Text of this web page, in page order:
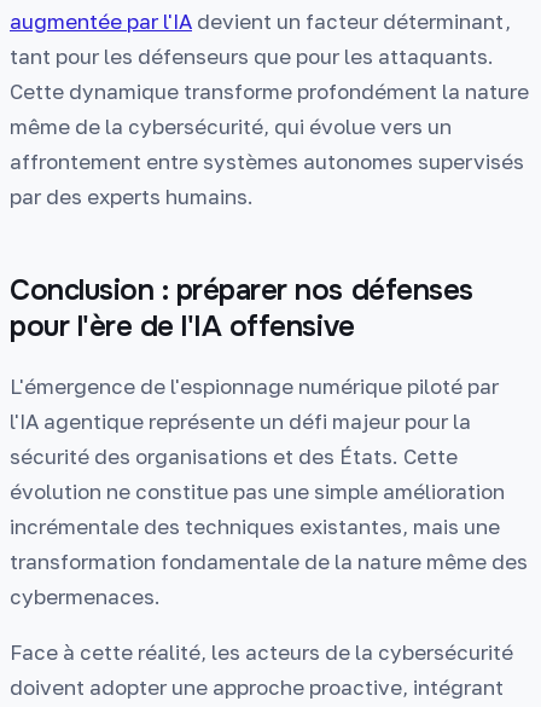
augmentée par l'IA devient un facteur déterminant,
tant pour les défenseurs que pour les attaquants.
Cette dynamique transforme profondément la nature
même de la cybersécurité, qui évolue vers un
affrontement entre systèmes autonomes supervisés
par des experts humains.
Conclusion : préparer nos défenses
pour l'ère de l'IA offensive
L'émergence de l'espionnage numérique piloté par
l'IA agentique représente un défi majeur pour la
sécurité des organisations et des États. Cette
évolution ne constitue pas une simple amélioration
incrémentale des techniques existantes, mais une
transformation fondamentale de la nature même des
cybermenaces.
Face à cette réalité, les acteurs de la cybersécurité
doivent adopter une approche proactive, intégrant